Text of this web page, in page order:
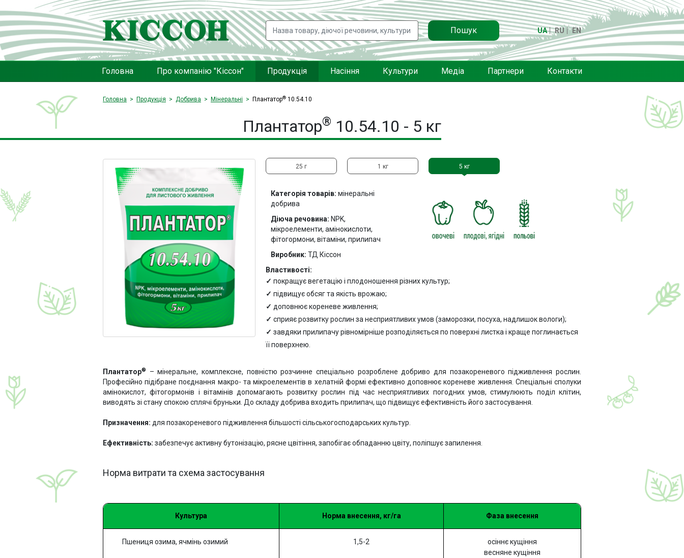
Пошук UA RU EN
Головна Про компанію "Кіссон" Продукція Насіння Культури Медіа Партнери Контакти
Головна Продукція Добрива Мінеральні Плантатор® 10.54.10
Плантатор® 10.54.10 - 5 кг
25 г 1 кг 5 кг
Категорія товарів: мінеральні
добрива
Діюча речовина: NPK,
мікроелементи, амінокислоти,
фітогормони, вітаміни, прилипач
Виробник: ТД Кіссон
Властивості:
покращує вегетацію і плодоношення різних культур;
підвищує обсяг та якість врожаю;
доповнює кореневе живлення;
сприяє розвитку рослин за несприятливих умов (заморозки, посуха, надлишок вологи);
завдяки прилипачу рівномірніше розподіляється по поверхні листка і краще поглинається
її поверхнею.
Плантатор®
– мінеральне, комплексне, повністю розчинне спеціально розроблене добриво для позакореневого підживлення рослин.
Професійно підібране поєднання макро- та мікроелементів в хелатній формі ефективно доповнює кореневе живлення. Спеціальні сполуки
амінокислот, фітогормонів і вітамінів допомагають розвитку рослин під час несприятливих погодних умов, стимулюють поділ клітин,
виводять зі стану спокою сплячі бруньки. До складу добрива входить прилипач, що підвищує ефективність його застосування.
Призначення: для позакореневого підживлення більшості сільськогосподарських культур.
Ефективність: забезпечує активну бутонізацію, рясне цвітіння, запобігає обпаданню цвіту, поліпшує запилення.
Норма витрати та схема застосування
Культура Норма внесення, кг/га Фаза внесення
Пшениця озима, ячмінь озимий 1,5-2
осіннє кущіння
весняне кущіння